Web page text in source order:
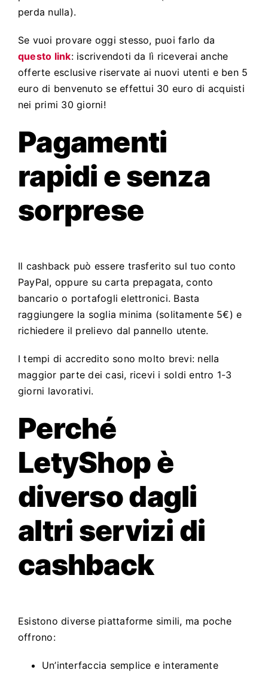
perda nulla).
Se vuoi provare oggi stesso, puoi farlo da
questo link: iscrivendoti da lì riceverai anche
offerte esclusive riservate ai nuovi utenti e ben 5
euro di benvenuto se effettui 30 euro di acquisti
nei primi 30 giorni!
Pagamenti
rapidi e senza
sorprese
Il cashback può essere trasferito sul tuo conto
PayPal, oppure su carta prepagata, conto
bancario o portafogli elettronici. Basta
raggiungere la soglia minima (solitamente 5€) e
richiedere il prelievo dal pannello utente.
I tempi di accredito sono molto brevi: nella
maggior parte dei casi, ricevi i soldi entro 1-3
giorni lavorativi.
Perché
LetyShop è
diverso dagli
altri servizi di
cashback
Esistono diverse piattaforme simili, ma poche
offrono:
Un’interfaccia semplice e interamente